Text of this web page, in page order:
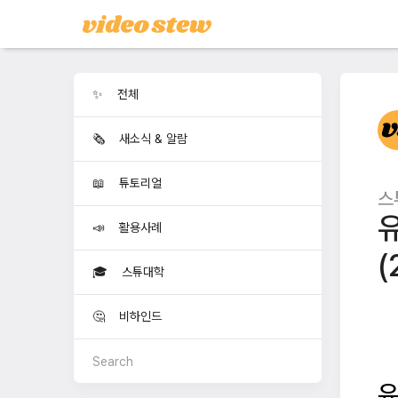
✨ 전체
🗞️ 새소식 & 알람
📖 튜토리얼
📣 활용사례
🎓 스튜대학
🤔 비하인드